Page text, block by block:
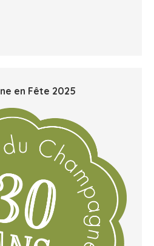
en Fête 2025